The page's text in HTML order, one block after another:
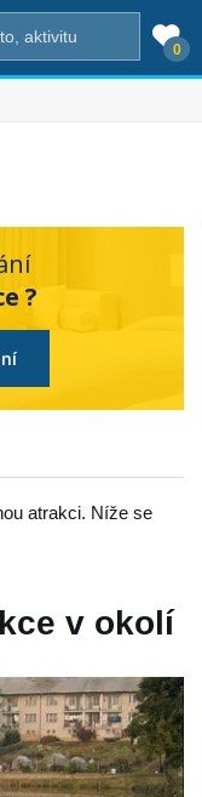
0
?
atrakci. Níže se
v okolí